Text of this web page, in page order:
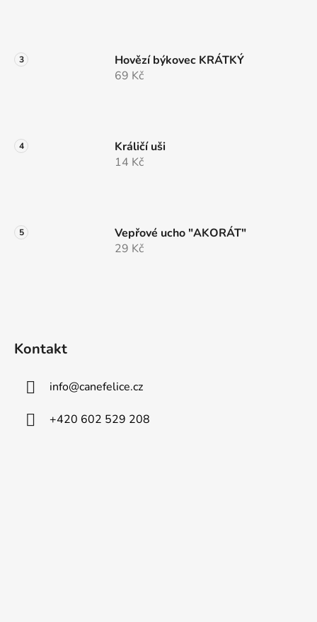
Hovězí býkovec KRÁTKÝ
69 Kč
Králičí uši
14 Kč
Vepřové ucho "AKORÁT"
29 Kč
Kontakt
info@canefelice.cz
+420 602 529 208